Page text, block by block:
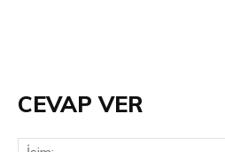
CEVAP VER